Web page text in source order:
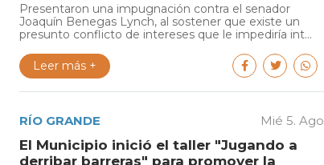
Presentaron una impugnación contra el senador
Joaquín Benegas Lynch, al sostener que existe un
presunto conflicto de intereses que le impediría int...
Leer más +
RÍO GRANDE Mié 5. Ago
El Municipio inició el taller "Jugando a
derribar barreras" para promover la